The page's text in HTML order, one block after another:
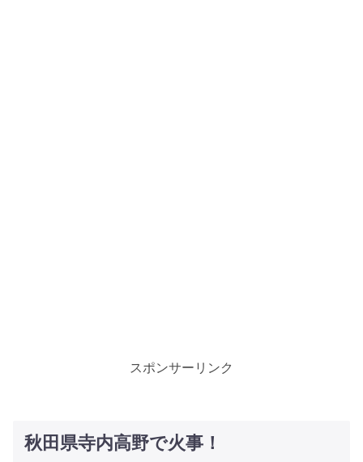
スポンサーリンク
秋田県寺内高野で火事！